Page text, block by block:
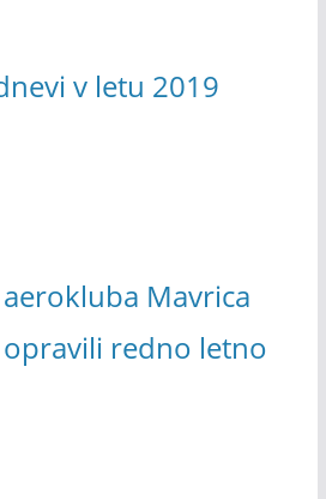
v letu 2019
aerokluba Mavrica
redno letno